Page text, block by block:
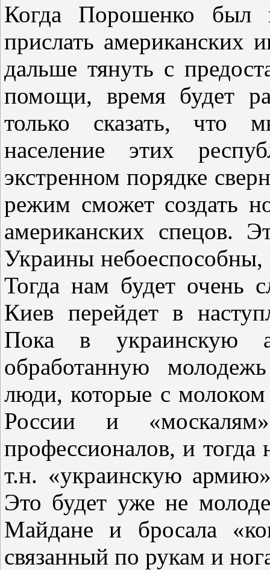
Когда Порошенко был
прислать американских
дальше тянуть с
помощи, время будет
только сказать, что
население этих
экстренном порядке
режим сможет создать
американских спецов.
Украины небоеспособны,
Тогда нам будет
Киев перейдет в
Пока в украинскую
обработанную
люди, которые с молоком
России и
профессионалов, и тогда
т.н. «украинскую
Это будет уже не
Майдане и бросала
связанный по рукам и